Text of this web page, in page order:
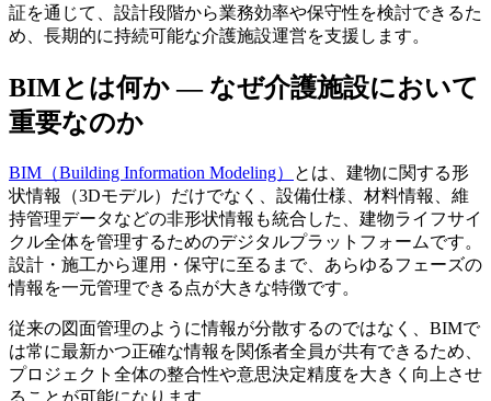
証を通じて、設計段階から業務効率や保守性を検討できるた
め、長期的に持続可能な介護施設運営を支援します。
BIMとは何か — なぜ介護施設において
重要なのか
BIM（Building Information Modeling）
とは、建物に関する形
状情報（3Dモデル）だけでなく、設備仕様、材料情報、維
持管理データなどの非形状情報も統合した、建物ライフサイ
クル全体を管理するためのデジタルプラットフォームです。
設計・施工から運用・保守に至るまで、あらゆるフェーズの
情報を一元管理できる点が大きな特徴です。
従来の図面管理のように情報が分散するのではなく、BIMで
は常に最新かつ正確な情報を関係者全員が共有できるため、
プロジェクト全体の整合性や意思決定精度を大きく向上させ
ることが可能になります。